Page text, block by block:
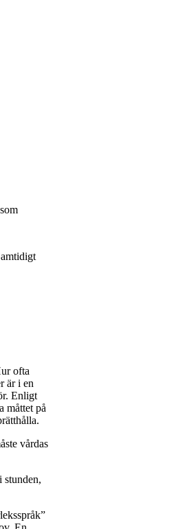
ofta
är i en
Enligt
måttet på
vårdas
stunden,